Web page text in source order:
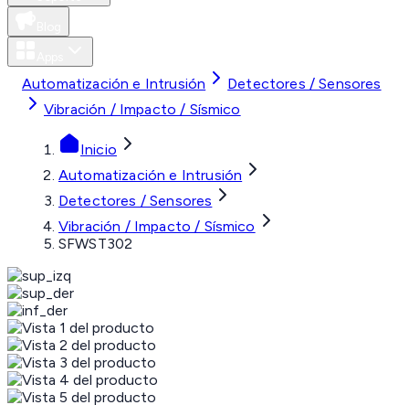
Automatización e Intrusión
Detectores / Sensores
Vibración / Impacto / Sísmico
Inicio
Automatización e Intrusión
Detectores / Sensores
Vibración / Impacto / Sísmico
SFWST302